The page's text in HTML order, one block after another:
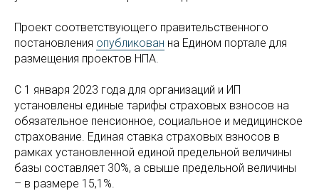
Проект соответствующего правительственного
постановления опубликован на Едином портале для
размещения проектов НПА.
С 1 января 2023 года для организаций и ИП
установлены единые тарифы страховых взносов на
обязательное пенсионное, социальное и медицинское
страхование. Единая ставка страховых взносов в
рамках установленной единой предельной величины
базы составляет 30%, а свыше предельной величины
– в размере 15,1%.